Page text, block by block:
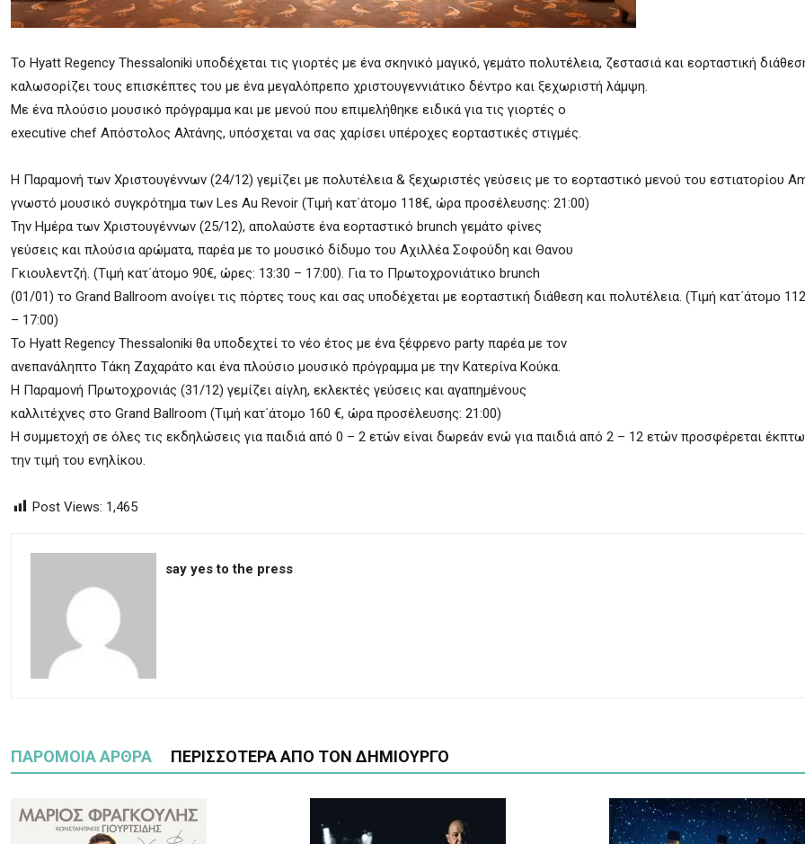
Το Hyatt Regency Thessaloniki υποδέχεται τις γιορτές με ένα σκηνικό μαγικό, γεμάτο πολυτέλεια, ζεστασιά και εορταστική
καλωσορίζει τους επισκέπτες του με ένα μεγαλόπρεπο χριστουγεννιάτικο δέντρο και ξεχωριστή λάμψη.
Με ένα πλούσιο μουσικό πρόγραμμα και με μενού που επιμελήθηκε ειδικά για τις γιορτές ο
executive chef Απόστολος Αλτάνης, υπόσχεται να σας χαρίσει υπέροχες εορταστικές στιγμές.
H Παραμονή των Χριστουγέννων (24/12) γεμίζει με πολυτέλεια & ξεχωριστές γεύσεις με το εορταστικό μενού του εστιατορίου
γνωστό μουσικό συγκρότημα των Les Au Revoir (Τιμή κατ΄άτομο 118€, ώρα προσέλευσης: 21:00)
Την Hμέρα των Χριστουγέννων (25/12), απολαύστε ένα εορταστικό brunch γεμάτο φίνες
γεύσεις και πλούσια αρώματα, παρέα με το μουσικό δίδυμο του Αχιλλέα Σοφούδη και Θανου
Γκιουλεντζή. (Τιμή κατ΄άτομο 90€, ώρες: 13:30 – 17:00). Για το Πρωτοχρονιάτικο brunch
(01/01) το Grand Ballroom ανοίγει τις πόρτες τους και σας υποδέχεται με εορταστική διάθεση και πολυτέλεια. (Τιμή κατ΄άτομο
– 17:00)
Το Hyatt Regency Thessaloniki θα υποδεχτεί το νέο έτος με ένα ξέφρενο party παρέα με τον
ανεπανάληπτο Τάκη Ζαχαράτο και ένα πλούσιο μουσικό πρόγραμμα με την Κατερίνα Κούκα.
Η Παραμονή Πρωτοχρονιάς (31/12) γεμίζει αίγλη, εκλεκτές γεύσεις και αγαπημένους
καλλιτέχνες στο Grand Ballroom (Τιμή κατ΄άτομο 160 €, ώρα προσέλευσης: 21:00)
Η συμμετοχή σε όλες τις εκδηλώσεις για παιδιά από 0 – 2 ετών είναι δωρεάν ενώ για παιδιά από 2 – 12 ετών προσφέρεται
την τιμή του ενηλίκου.
Post Views: 1,465
say yes to the press
ΠΑΡΟΜΟΙΑ ΑΡΘΡΑ ΠΕΡΙΣΣΟΤΕΡΑ ΑΠΟ ΤΟΝ ΔΗΜΙΟΥΡΓΟ